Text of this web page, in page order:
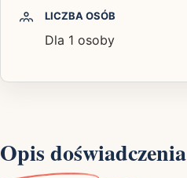
LICZBA OSÓB
Dla 1 osoby
Opis doświadczenia